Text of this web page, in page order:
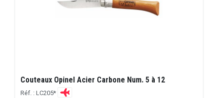
Couteaux Opinel Acier Carbone Num. 5 à 12
Réf. : LC205*